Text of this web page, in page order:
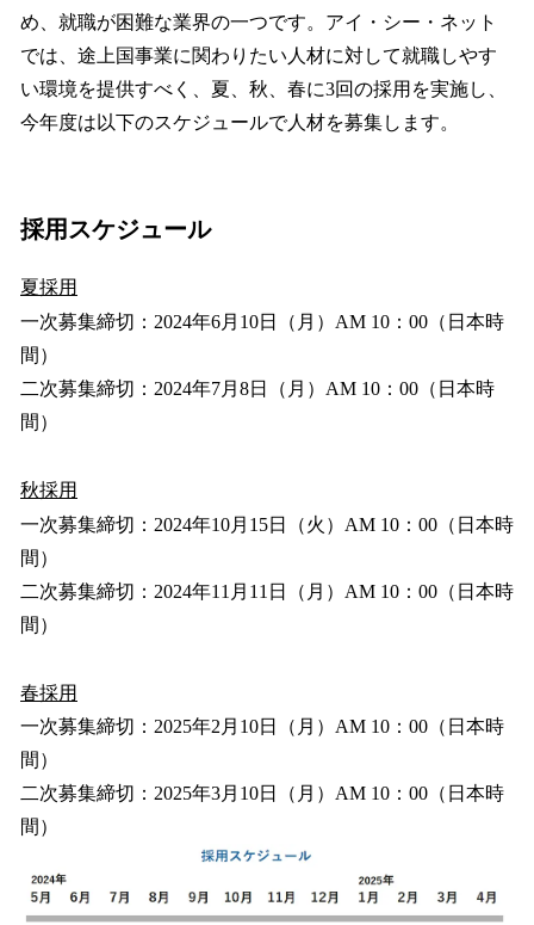
め、就職が困難な業界の一つです。アイ・シー・ネット
では、途上国事業に関わりたい人材に対して就職しやす
い環境を提供すべく、夏、秋、春に3回の採用を実施し、
今年度は以下のスケジュールで人材を募集します。
採用スケジュール
夏採用
一次募集締切：2024年6月10日（月）AM 10：00（日本時
間）
二次募集締切：2024年7月8日（月）AM 10：00（日本時
間）
秋採用
一次募集締切：2024年10月15日（火）AM 10：00（日本時
間）
二次募集締切：2024年11月11日（月）AM 10：00（日本時
間）
春採用
一次募集締切：2025年2月10日（月）AM 10：00（日本時
間）
二次募集締切：2025年3月10日（月）AM 10：00（日本時
間）